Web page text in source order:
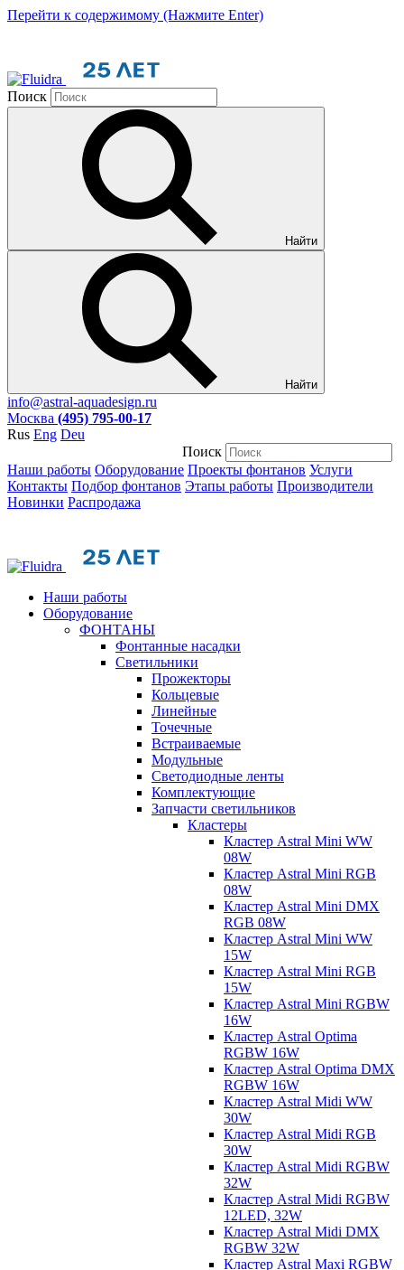
Перейти к содержимому (Нажмите Enter)
Поиск
Найти
Найти
info@astral-aquadesign.ru
Москва (495) 795-00-17
Rus Eng Deu
Поиск
Наши работы Оборудование Проекты фонтанов Услуги
Контакты Подбор фонтанов Этапы работы Производители
Новинки Распродажа
Наши работы
Оборудование
ФОНТАНЫ
Фонтанные насадки
Cветильники
Прожекторы
Кольцевые
Линейные
Точечные
Встраиваемые
Модульные
Светодиодные ленты
Комплектующие
Запчасти светильников
Кластеры
Кластер Astral Mini WW
08W
Кластер Astral Mini RGB
08W
Кластер Astral Mini DMX
RGB 08W
Кластер Astral Mini WW
15W
Кластер Astral Mini RGB
15W
Кластер Astral Mini RGBW
16W
Кластер Astral Optima
RGBW 16W
Кластер Astral Optima DMX
RGBW 16W
Кластер Astral Midi WW
30W
Кластер Astral Midi RGB
30W
Кластер Astral Midi RGBW
32W
Кластер Astral Midi RGBW
12LED, 32W
Кластер Astral Midi DMX
RGBW 32W
Кластер Astral Maxi RGBW